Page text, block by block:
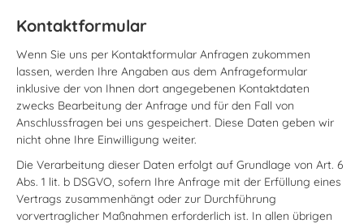
Kontaktformular
Wenn Sie uns per Kontaktformular Anfragen zukommen
lassen, werden Ihre Angaben aus dem Anfrageformular
inklusive der von Ihnen dort angegebenen Kontaktdaten
zwecks Bearbeitung der Anfrage und für den Fall von
Anschlussfragen bei uns gespeichert. Diese Daten geben wir
nicht ohne Ihre Einwilligung weiter.
Die Verarbeitung dieser Daten erfolgt auf Grundlage von Art. 6
Abs. 1 lit. b DSGVO, sofern Ihre Anfrage mit der Erfüllung eines
Vertrags zusammenhängt oder zur Durchführung
vorvertraglicher Maßnahmen erforderlich ist. In allen übrigen